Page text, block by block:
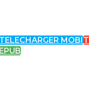
MOBI